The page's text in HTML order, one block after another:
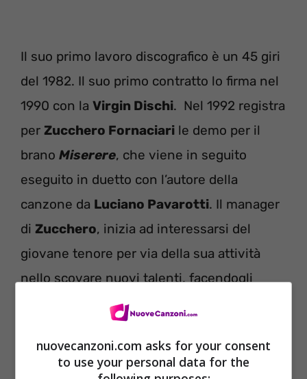
Il suo primo lavoro discografico è un 45 giri
del 1982. Il suo primo contratto lo firma nel
1990 con la Virgin Dischi. Nel 1992 registra
per Zucchero Fornaciari le demo per il
brano Miserere, che viene in seguito
eseguito in duetto con l’autore della
canzone da Luciano Pavarotti. Il manager
di Zucchero, inizia ad interessarsi del
giovane tenore per via della sua attività
nello scovare nuovi talenti, facendogli
avere un contratto con la
nuovecanzoni.com asks for your consent
to use your personal data for the